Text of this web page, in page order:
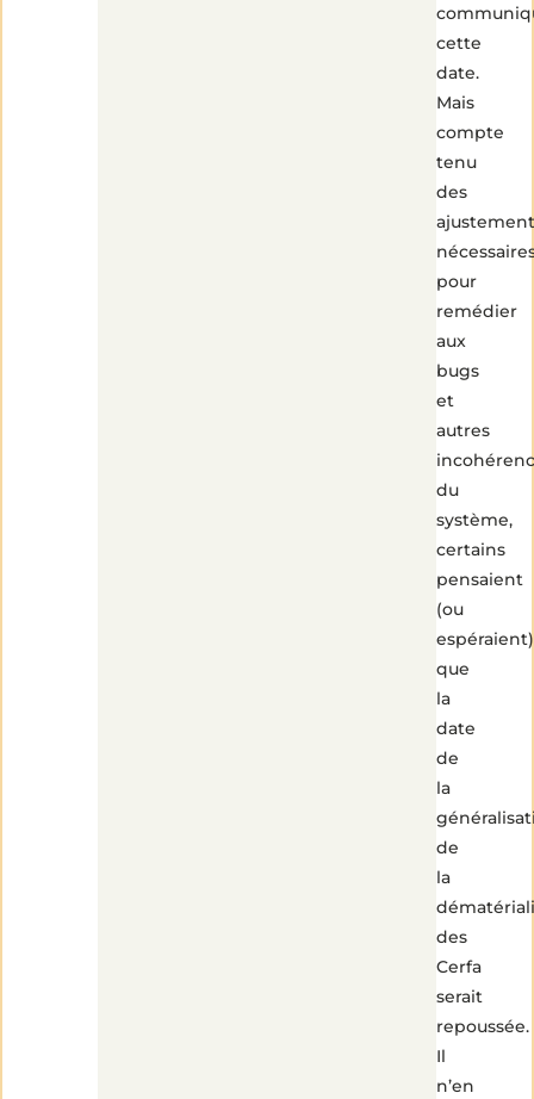
cette
date.
Mais
compte
tenu
des
pour
remédier
aux
bugs
et
autres
du
système,
certains
pensaient
(ou
espéraient)
que
la
date
de
la
de
la
des
Cerfa
serait
repoussée.
Il
n’en